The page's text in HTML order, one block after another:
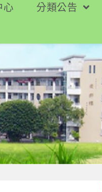
心 分類公告